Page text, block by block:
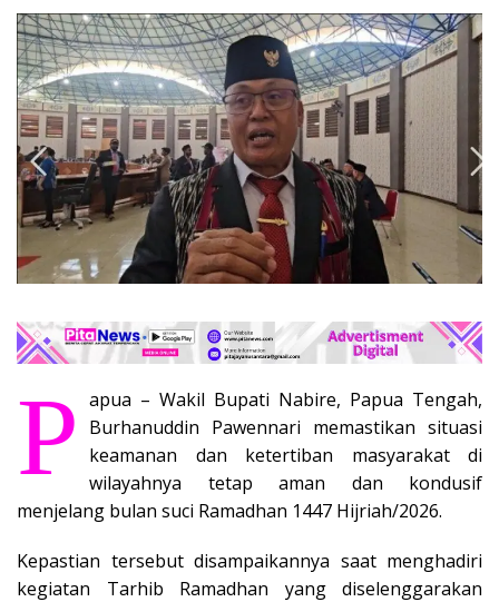
P apua – Wakil Bupati Nabire, Papua Tengah,
Burhanuddin Pawennari memastikan situasi
keamanan dan ketertiban masyarakat di
wilayahnya tetap aman dan kondusif
menjelang bulan suci Ramadhan 1447 Hijriah/2026.
Kepastian tersebut disampaikannya saat menghadiri
kegiatan Tarhib Ramadhan yang diselenggarakan